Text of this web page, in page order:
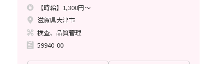
【時給】1,300円～
滋賀県大津市
検査、品質管理
59940-00